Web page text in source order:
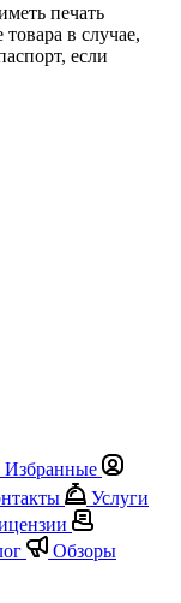
печать
в случае,
если
Избранные
Услуги
Обзоры